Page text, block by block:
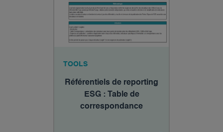
TOOLS
Référentiels de reporting
ESG : Table de
correspondance